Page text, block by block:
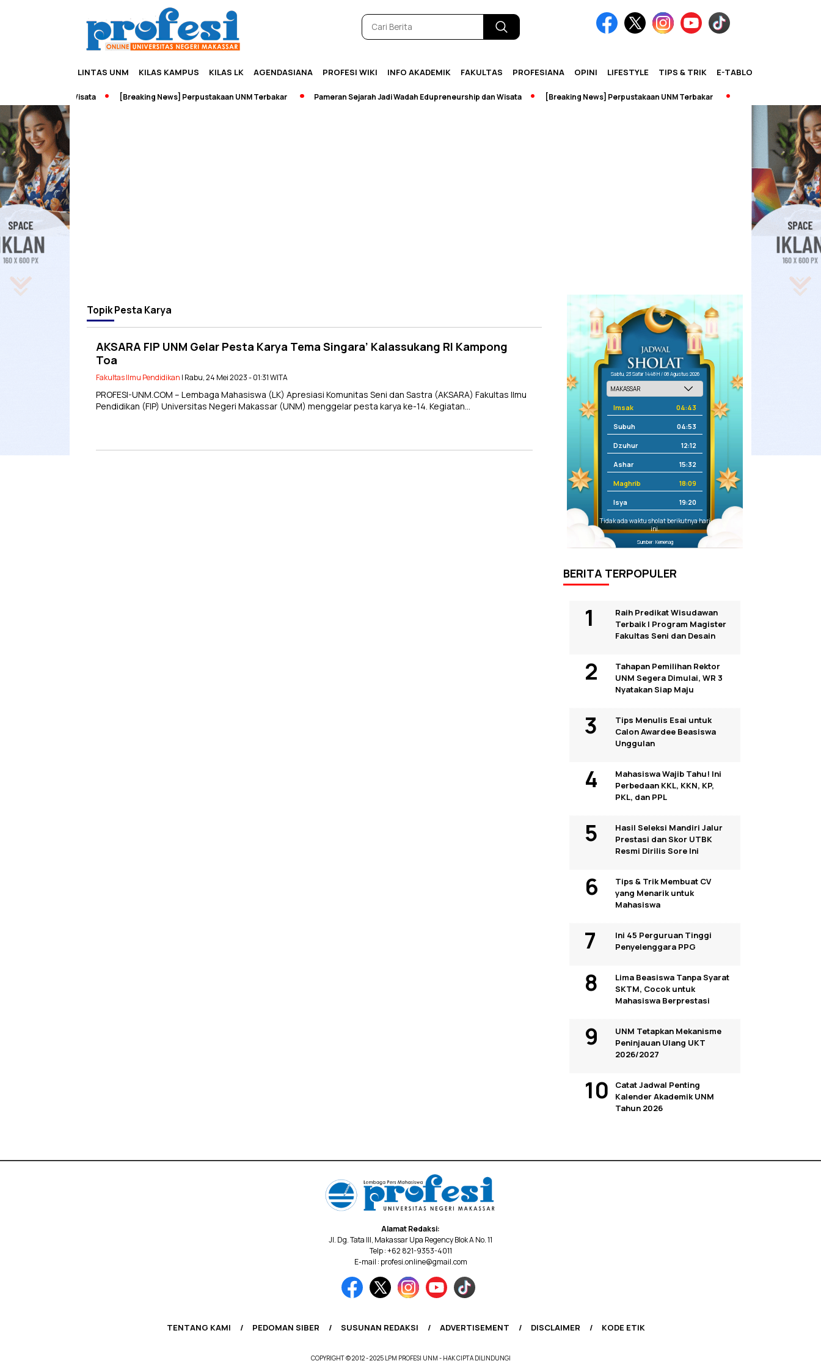
LINTAS UNM KILAS KAMPUS KILAS LK AGENDASIANA PROFESI WIKI INFO AKADEMIK FAKULTAS PROFESIANA OPINI LIFESTYLE TIPS & TRIK E-TABLOID
dan Wisata [Breaking News] Perpustakaan UNM Terbakar Pameran Sejarah Jadi Wadah Edupreneurship dan Wisata [Breaking News] Perpustakaan UNM Terbakar
TopikPesta Karya
AKSARA FIP UNM Gelar Pesta Karya Tema Singara’ Kalassukang RI Kampong
Toa
Fakultas Ilmu Pendidikan | Rabu, 24 Mei 2023 - 01:31 WITA
PROFESI-UNM.COM – Lembaga Mahasiswa (LK) Apresiasi Komunitas Seni dan Sastra (AKSARA) Fakultas Ilmu
Pendidikan (FIP) Universitas Negeri Makassar (UNM) menggelar pesta karya ke-14. Kegiatan…
Sabtu, 23 Safar 1448 H / 08 Agustus 2026
Imsak 04:43
Subuh 04:53
Dzuhur 12:12
Ashar 15:32
Maghrib 18:09
Isya 19:20
Tidak ada waktu sholat berikutnya hari
ini.
Sumber: Kemenag
BERITA TERPOPULER
Raih Predikat Wisudawan
Terbaik I Program Magister
Fakultas Seni dan Desain
Tahapan Pemilihan Rektor
UNM Segera Dimulai, WR 3
Nyatakan Siap Maju
Tips Menulis Esai untuk
Calon Awardee Beasiswa
Unggulan
Mahasiswa Wajib Tahu! Ini
Perbedaan KKL, KKN, KP,
PKL, dan PPL
Hasil Seleksi Mandiri Jalur
Prestasi dan Skor UTBK
Resmi Dirilis Sore Ini
Tips & Trik Membuat CV
yang Menarik untuk
Mahasiswa
Ini 45 Perguruan Tinggi
Penyelenggara PPG
Lima Beasiswa Tanpa Syarat
SKTM, Cocok untuk
Mahasiswa Berprestasi
UNM Tetapkan Mekanisme
Peninjauan Ulang UKT
2026/2027
Catat Jadwal Penting
Kalender Akademik UNM
Tahun 2026
Alamat Redaksi:
Jl. Dg. Tata III, Makassar Upa Regency Blok A No. 11
Telp : +62 821-9353-4011
E-mail : profesi.online@gmail.com
TENTANG KAMI PEDOMAN SIBER SUSUNAN REDAKSI ADVERTISEMENT DISCLAIMER KODE ETIK
COPYRIGHT © 2012 - 2025 LPM PROFESI UNM - HAK CIPTA DILINDUNGI